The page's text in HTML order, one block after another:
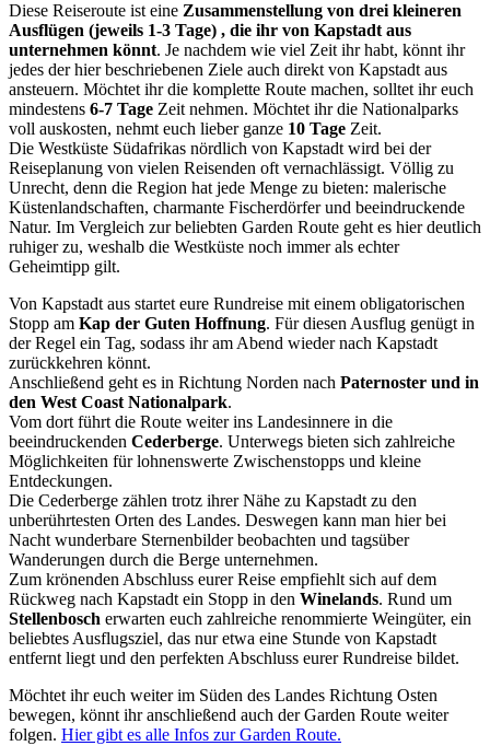
Diese Reiseroute ist eine Zusammenstellung von drei kleineren
Ausflügen (jeweils 1-3 Tage) , die ihr von Kapstadt aus
unternehmen könnt. Je nachdem wie viel Zeit ihr habt, könnt ihr
jedes der hier beschriebenen Ziele auch direkt von Kapstadt aus
ansteuern. Möchtet ihr die komplette Route machen, solltet ihr euch
mindestens 6-7 Tage Zeit nehmen. Möchtet ihr die Nationalparks
voll auskosten, nehmt euch lieber ganze 10 Tage Zeit.
Die Westküste Südafrikas nördlich von Kapstadt wird bei der
Reiseplanung von vielen Reisenden oft vernachlässigt. Völlig zu
Unrecht, denn die Region hat jede Menge zu bieten: malerische
Küstenlandschaften, charmante Fischerdörfer und beeindruckende
Natur. Im Vergleich zur beliebten Garden Route geht es hier deutlich
ruhiger zu, weshalb die Westküste noch immer als echter
Geheimtipp gilt.
Von Kapstadt aus startet eure Rundreise mit einem obligatorischen
Stopp am Kap der Guten Hoffnung. Für diesen Ausflug genügt in
der Regel ein Tag, sodass ihr am Abend wieder nach Kapstadt
zurückkehren könnt.
Anschließend geht es in Richtung Norden nach Paternoster und in
den West Coast Nationalpark.
Vom dort führt die Route weiter ins Landesinnere in die
beeindruckenden Cederberge. Unterwegs bieten sich zahlreiche
Möglichkeiten für lohnenswerte Zwischenstopps und kleine
Entdeckungen.
Die Cederberge zählen trotz ihrer Nähe zu Kapstadt zu den
unberührtesten Orten des Landes. Deswegen kann man hier bei
Nacht wunderbare Sternenbilder beobachten und tagsüber
Wanderungen durch die Berge unternehmen.
Zum krönenden Abschluss eurer Reise empfiehlt sich auf dem
Rückweg nach Kapstadt ein Stopp in den Winelands. Rund um
Stellenbosch erwarten euch zahlreiche renommierte Weingüter, ein
beliebtes Ausflugsziel, das nur etwa eine Stunde von Kapstadt
entfernt liegt und den perfekten Abschluss eurer Rundreise bildet.
Möchtet ihr euch weiter im Süden des Landes Richtung Osten
bewegen, könnt ihr anschließend auch der Garden Route weiter
folgen. Hier gibt es alle Infos zur Garden Route.